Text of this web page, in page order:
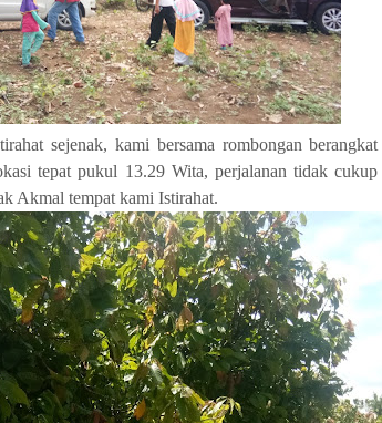
sejenak, kami bersama rombongan
tepat pukul 13.29 Wita, perjalanan tidak cukup
Akmal tempat kami Istirahat.